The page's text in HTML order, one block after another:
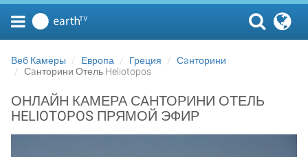
Веб Камеры Европа Греция
Сaнторини
Сaнторини Отель Heliotopos
ОНЛАЙН КАМЕРА СAНТОРИНИ ОТЕЛЬ
HELIOTOPOS ПРЯМОЙ ЭФИР